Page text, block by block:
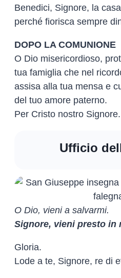
Benedici, Signore, la
perché fiorisca sempre
DOPO LA COMUNIONE
O Dio misericordioso,
tua famiglia che nel
assisa alla tua mensa e
del tuo amore paterno.
Per Cristo nostro Signore.
Ufficio
O Dio, vieni a salvarmi.
Signore, vieni presto in
Gloria.
Lode a te, Signore, re di